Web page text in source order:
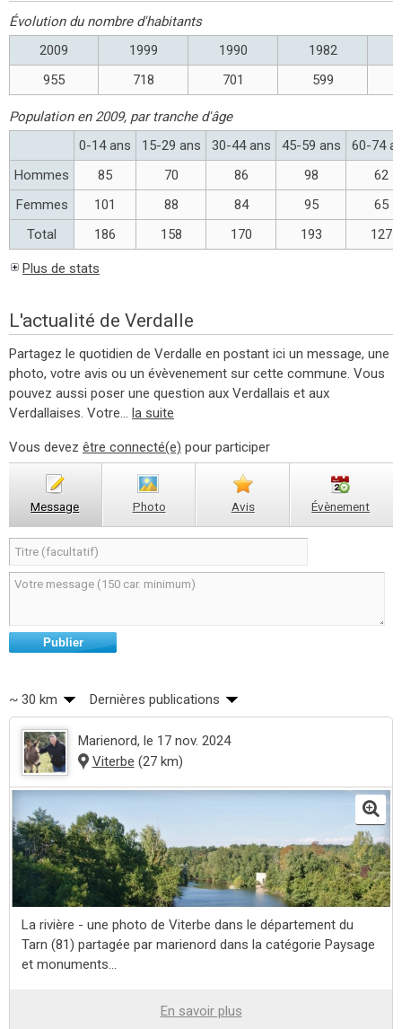
Évolution du nombre d'habitants
2009
1999 1990 1982
955
718 701 599
Population en 2009, par tranche d'âge
0-14 ans
15-29 ans 30-44 ans 45-59 ans
60-74
Hommes
85 70 86 98
62
Femmes
101 88 84 95
65
Total
186 158 170 193 127
Plus de stats
L'actualité de Verdalle
Partagez le quotidien de Verdalle en postant ici un message, une
photo, votre avis ou un évèvenement sur cette commune. Vous
pouvez aussi poser une question aux Verdallais et aux
Verdallaises. Votre... la suite
Vous devez être connecté(e) pour participer
Message Photo Avis Évènement
Publier
~ 30 km Dernières publications
Marienord, le 17 nov. 2024
Viterbe (27 km)
La rivière - une photo de Viterbe dans le département du
Tarn (81) partagée par marienord dans la catégorie Paysage
et monuments...
En savoir plus